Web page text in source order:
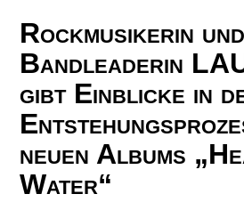
Rockmusikerin und
Bandleaderin
gibt Einblicke in
neuen Albums
Water“